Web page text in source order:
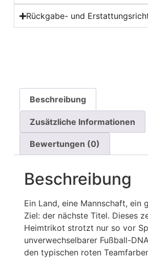
Rückgabe- und
Beschreibung
Zusätzliche Informationen
Bewertungen (0)
Beschreibung
Ein Land, eine Mannschaft, ein
Ziel: der nächste Titel. Dieses
Heimtrikot strotzt nur so vor
unverwechselbarer Fußball-
den typischen roten